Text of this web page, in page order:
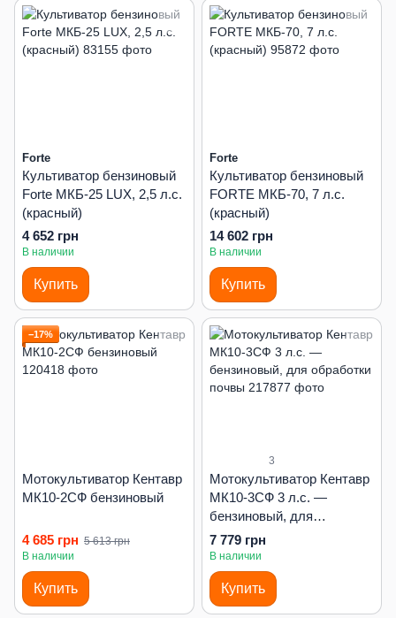
Forte
Культиватор бензиновый
Forte МКБ-25 LUX, 2,5 л.с.
(красный)
4 652 грн
В наличии
Купить
Forte
Культиватор бензиновый
FORTE МКБ-70, 7 л.с.
(красный)
14 602 грн
В наличии
Купить
−17%
Мотокультиватор Кентавр
МК10-2CФ бензиновый
4 685 грн 5 613 грн
В наличии
Купить
3
Мотокультиватор Кентавр
МК10-3СФ 3 л.с. —
бензиновый, для
обработки почвы
7 779 грн
В наличии
Купить